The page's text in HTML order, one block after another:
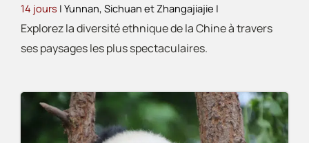
14 jours | Yunnan, Sichuan et Zhangajiajie |
Explorez la diversité ethnique de la Chine à travers
ses paysages les plus spectaculaires.